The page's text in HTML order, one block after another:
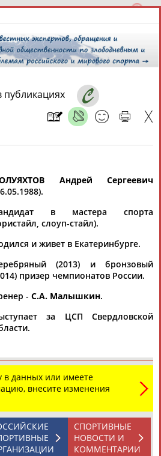
2026 года,
И СПЕЦИАЛИСТЫ
Расширенный поиск
АБАКУМОВА
Юлия
АБАЛАКИНА
Рамазан
АБАЧАРАЕВ
Ростом
Акжана
Артур
публикациях
Андрей Сергеевич
в мастера спорта
слоуп-стайл).
и живет в Екатеринбурге.
(2013) и бронзовый
призер чемпионатов России.
- С.А. Малышкин.
за ЦСП Свердловской
данных или имеете
внесите изменения
СПОРТИВНЫЕ
НОВОСТИ И
КОММЕНТАРИИ